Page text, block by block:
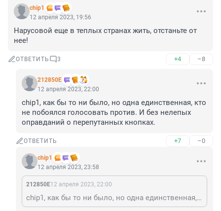
chip1
12 апреля 2023, 19:56
Нарусовой еще в теплых странах жить, отстаньте от
нее!
ОТВЕТИТЬ 3 +4 –8
212850Е
12 апреля 2023, 22:00
chip1, как бы то ни было, но одна единственная, кто
не побоялся голосовать против. И без нелепых
оправданий о перепутанных кнопках.
ОТВЕТИТЬ +7 –0
chip1
12 апреля 2023, 23:58
212850Е12 апреля 2023, 22:00
chip1, как бы то ни было, но одна единственная, кто не побоялся голосовать против. И без нелепых оправданий о перепутанных кнопках.